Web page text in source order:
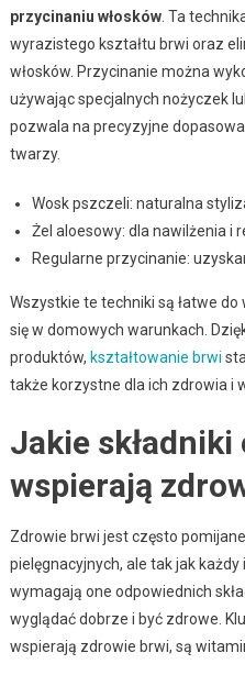
przycinaniu włosków. Ta
wyrazistego kształtu brwi oraz
włosków. Przycinanie można
używając specjalnych nożyczek
pozwala na precyzyjne
twarzy.
Wosk pszczeli: naturalna
Żel aloesowy: dla nawilżenia i
Regularne przycinanie:
Wszystkie te techniki są łatwe
się w domowych warunkach.
produktów, kształtowanie brwi
także korzystne dla ich zdrowia i
Jakie składniki
wspierają
Zdrowie brwi jest często
pielęgnacyjnych, ale tak jak
wymagają one odpowiednich
wyglądać dobrze i być zdrowe.
wspierają zdrowie brwi, są